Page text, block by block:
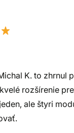
K. to zhrnul
rozšírenie
ale štyri